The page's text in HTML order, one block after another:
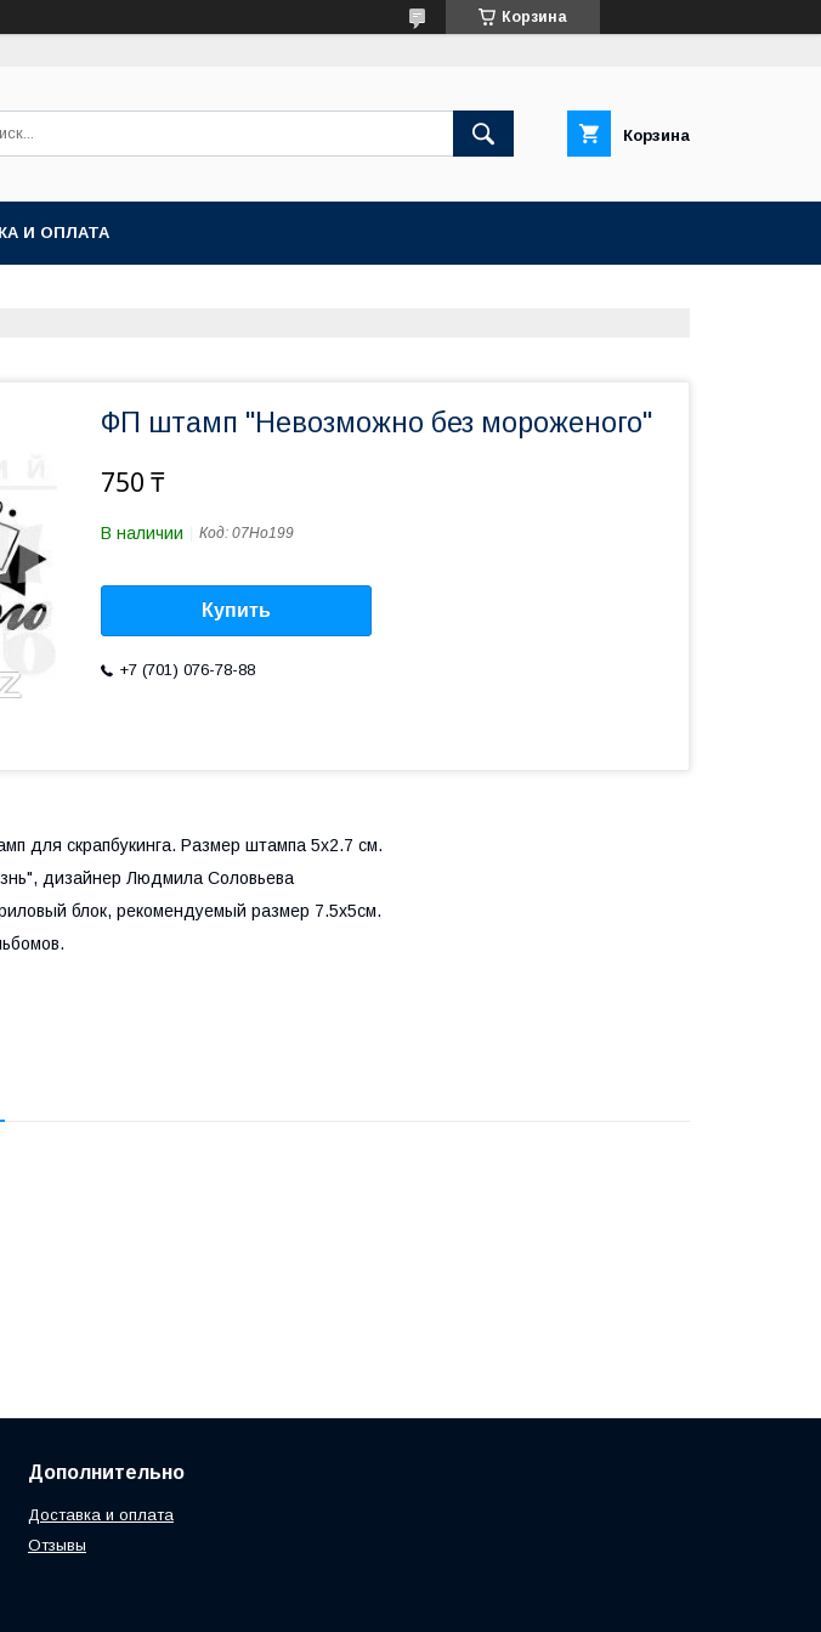
Корзина
Корзина
И ОПЛАТА
ФП штамп "Невозможно без мороженого"
750 ₸
В наличии Код: 07Но199
Купить
+7 (701) 076-78-88
для скрапбукинга. Размер штампа 5х2.7 см.
дизайнер Людмила Соловьева
блок, рекомендуемый размер 7.5х5см.
Дополнительно
Доставка и оплата
Отзывы